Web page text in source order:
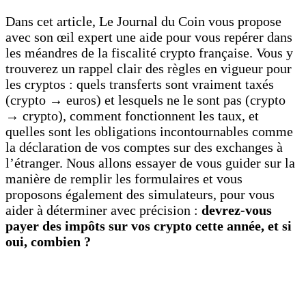
Dans cet article, Le Journal du Coin vous propose
avec son œil expert une aide pour vous repérer dans
les méandres de la fiscalité crypto française. Vous y
trouverez un rappel clair des règles en vigueur pour
les cryptos : quels transferts sont vraiment taxés
(crypto → euros) et lesquels ne le sont pas (crypto
→ crypto), comment fonctionnent les taux, et
quelles sont les obligations incontournables comme
la déclaration de vos comptes sur des exchanges à
l’étranger. Nous allons essayer de vous guider sur la
manière de remplir les formulaires et vous
proposons également des simulateurs, pour vous
aider à déterminer avec précision : devrez-vous
payer des impôts sur vos crypto cette année, et si
oui, combien ?